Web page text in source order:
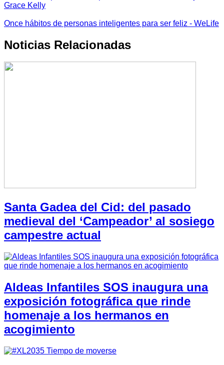
Grace Kelly
Once hábitos de personas inteligentes para ser feliz - WeLife
Noticias Relacionadas
Santa Gadea del Cid: del pasado
medieval del ‘Campeador’ al sosiego
campestre actual
Aldeas Infantiles SOS inaugura una
exposición fotográfica que rinde
homenaje a los hermanos en
acogimiento